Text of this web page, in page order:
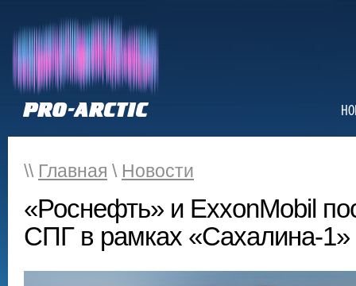
\\ Главная \ Новости
«Роснефть» и ExxonMobil
СПГ в рамках «Сахалина-1»